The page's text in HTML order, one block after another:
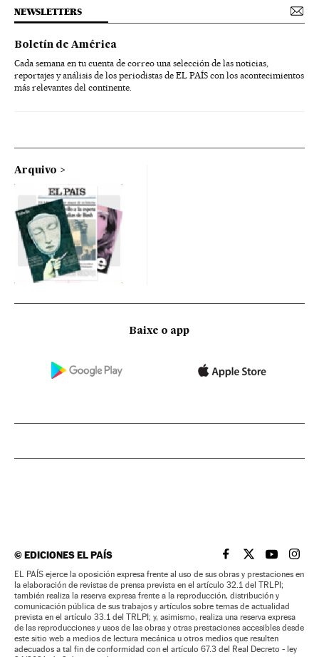
NEWSLETTERS
Boletín de América
Cada semana en tu cuenta de correo una selección de las noticias,
reportajes y análisis de los periodistas de EL PAÍS con los acontecimientos
más relevantes del continente.
Arquivo
Baixe o app
©EDICIONES EL PAÍS EL PAÍS BRASIL EN
EL PAÍSEL PAÍS
EL
EL PAÍS ejerce la oposición expresa frente al uso de sus obras y prestaciones en
la elaboración de revistas de prensa prevista en el artículo 32.1 del TRLPI;
también realiza la reserva expresa frente a la reproducción, distribución y
comunicación pública de sus trabajos y artículos sobre temas de actualidad
prevista en el artículo 33.1 del TRLPI; y, asimismo, realiza una reserva expresa
de las reproducciones y usos de las obras y otras prestaciones accesibles desde
este sitio web a medios de lectura mecánica u otros medios que resulten
adecuados a tal fin de conformidad con el artículo 67.3 del Real Decreto - ley